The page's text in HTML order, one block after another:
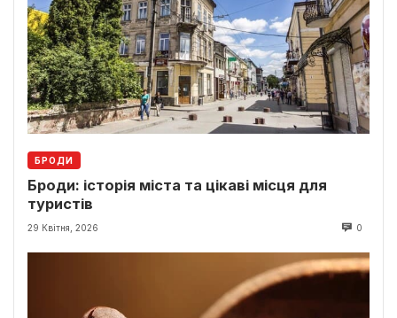
БРОДИ
Броди: історія міста та цікаві місця для
туристів
29 Квітня, 2026 0